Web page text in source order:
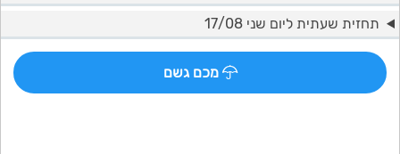
תחזית שעתית ליום שני 17/08
מכם גשם